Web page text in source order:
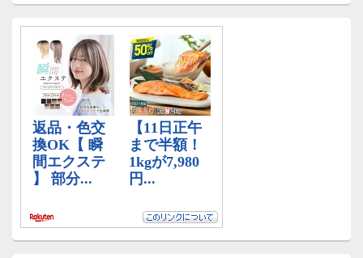
ョ
ン
ド